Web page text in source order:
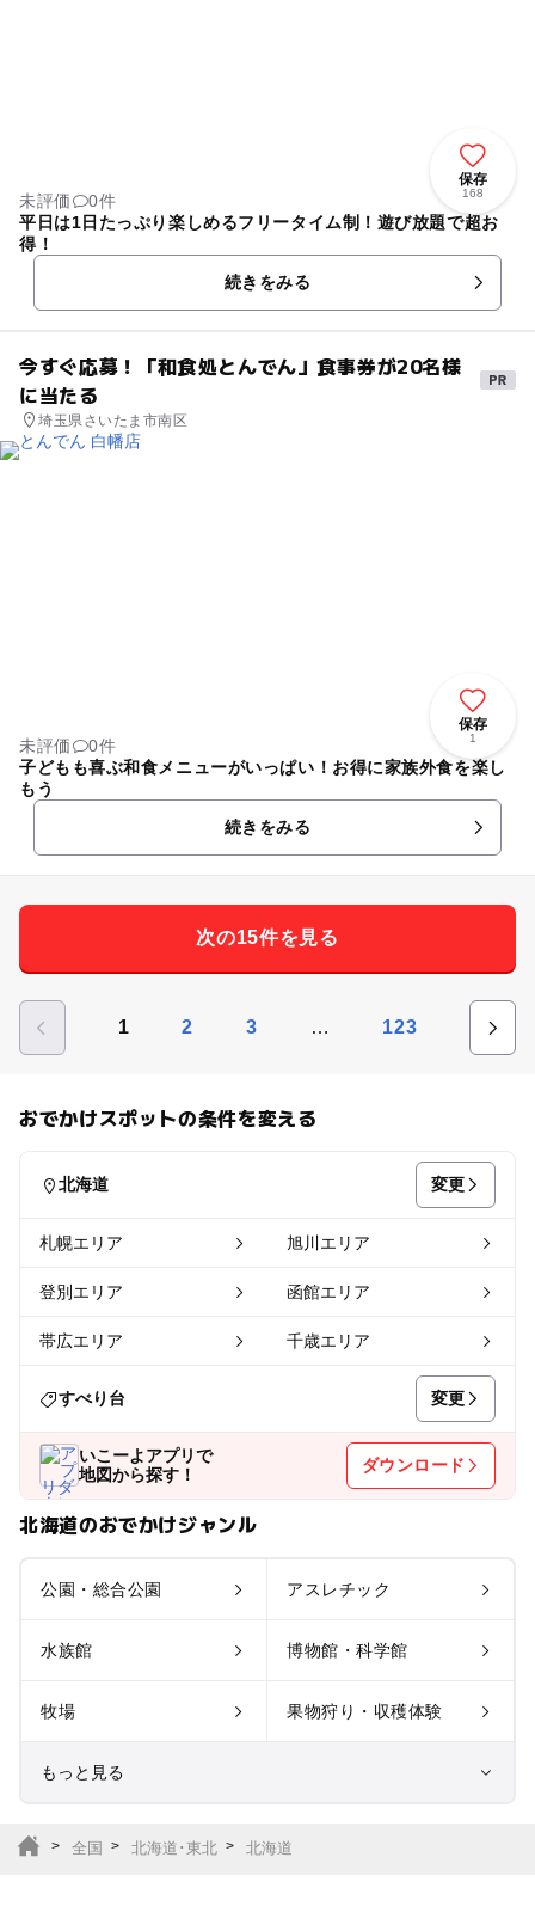
保存
168
未評価
0件
平日は1日たっぷり楽しめるフリータイム制！遊び放題で超お
得！
続きをみる
今すぐ応募！「和食処とんでん」食事券が20名様
に当たる
埼玉県さいたま市南区
保存
1
未評価
0件
子どもも喜ぶ和食メニューがいっぱい！お得に家族外食を楽し
もう
続きをみる
次の15件を見る
1 2 3 … 123
おでかけスポットの条件を変える
北海道 変更
札幌エリア 旭川エリア
登別エリア 函館エリア
帯広エリア 千歳エリア
すべり台 変更
いこーよアプリで
地図から探す！
ダウンロード
北海道のおでかけジャンル
公園・総合公園 アスレチック
水族館 博物館・科学館
牧場 果物狩り・収穫体験
もっと見る
全国 北海道･東北 北海道